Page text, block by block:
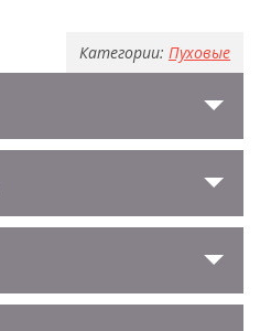
Категории: Пуховые